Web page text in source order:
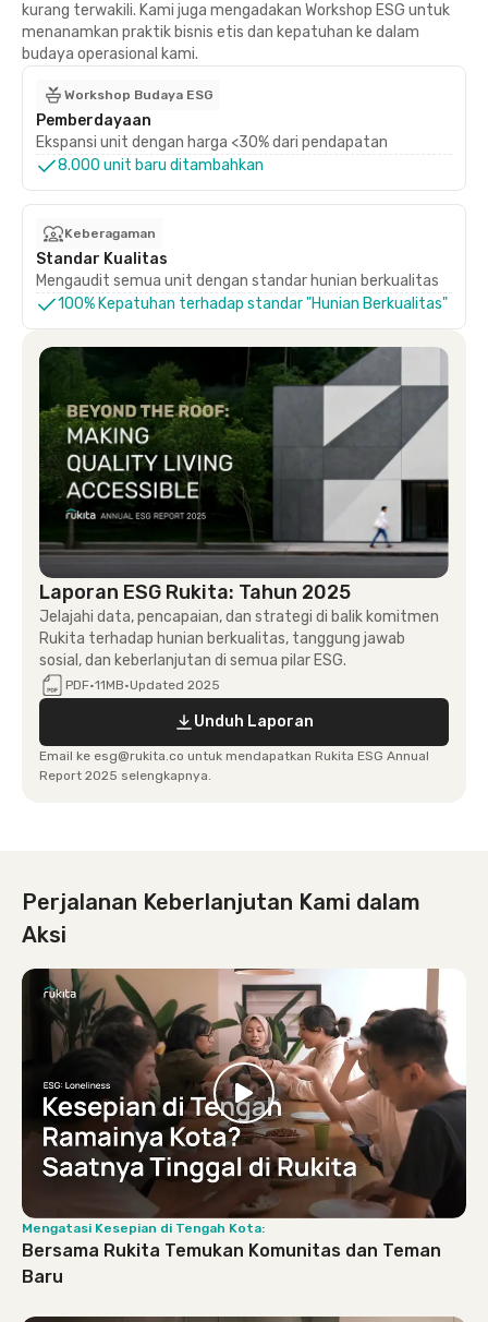
kurang terwakili. Kami juga mengadakan Workshop ESG untuk
menanamkan praktik bisnis etis dan kepatuhan ke dalam
budaya operasional kami.
Workshop Budaya ESG
Pemberdayaan
Ekspansi unit dengan harga <30% dari pendapatan
8.000 unit baru ditambahkan
Keberagaman
Standar Kualitas
Mengaudit semua unit dengan standar hunian berkualitas
100% Kepatuhan terhadap standar "Hunian Berkualitas"
Laporan ESG Rukita: Tahun 2025
Jelajahi data, pencapaian, dan strategi di balik komitmen
Rukita terhadap hunian berkualitas, tanggung jawab
sosial, dan keberlanjutan di semua pilar ESG.
PDF·11MB·Updated 2025
Unduh Laporan
Email ke esg@rukita.co untuk mendapatkan Rukita ESG Annual
Report 2025 selengkapnya.
Perjalanan Keberlanjutan Kami dalam
Aksi
Mengatasi Kesepian di Tengah Kota:
Bersama Rukita Temukan Komunitas dan Teman
Baru